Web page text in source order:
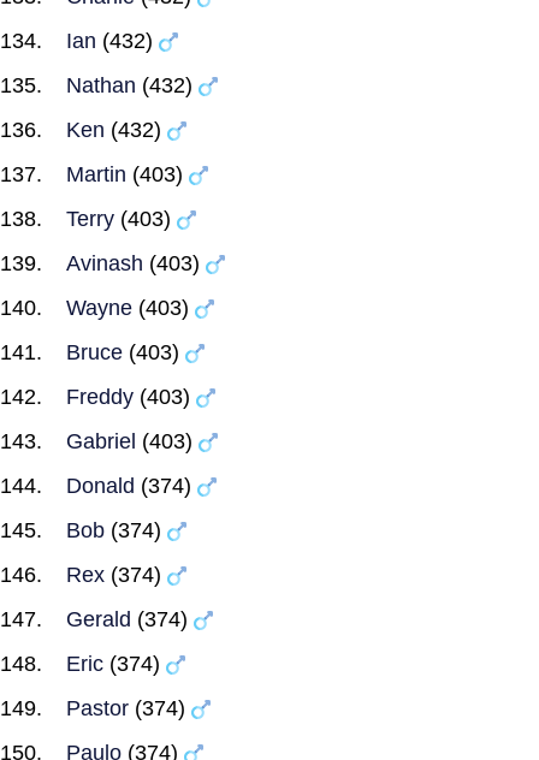
Ian (432)
Nathan (432)
Ken (432)
Martin (403)
Terry (403)
Avinash (403)
Wayne (403)
Bruce (403)
Freddy (403)
Gabriel (403)
Donald (374)
Bob (374)
Rex (374)
Gerald (374)
Eric (374)
Pastor (374)
Paulo (374)